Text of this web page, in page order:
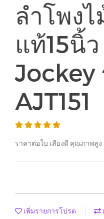
ลำโพง
แท้15นิ้
Jockey
AJT151
ราคาต่อใบ เสียงดี คุณภาพสูง
เพิ่มรายการโปรด